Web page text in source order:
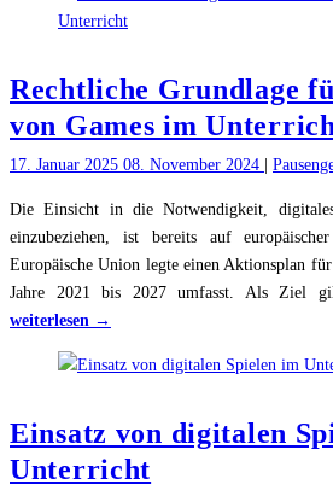
Rechtliche Grundlage
von Games im
17. Januar 2025 08. November 2024
Die Einsicht in die Notwendigkeit,
einzubeziehen, ist bereits auf
Europäische Union legte einen Aktionsplan
Jahre 2021 bis 2027 umfasst. Als Ziel
weiterlesen →
für
Einsatz
von
Games
Einsatz von digitalen
Unterricht